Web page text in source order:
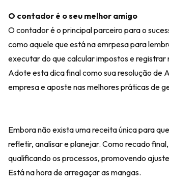
O contador é o seu melhor amigo
O contador é o principal parceiro para o
como aquele que está na emrpesa para
executar do que calcular impostos e
Adote esta dica final como sua resolução de
empresa e aposte nas melhores práticas de
Embora não exista uma receita única para
refletir, analisar e planejar. Como recado
qualificando os processos, promovendo
Está na hora de arregaçar as mangas.